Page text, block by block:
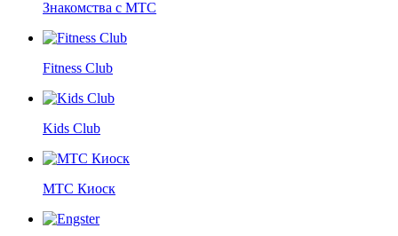
Знакомства с МТС
Fitness Club
Kids Club
МТС Киоск